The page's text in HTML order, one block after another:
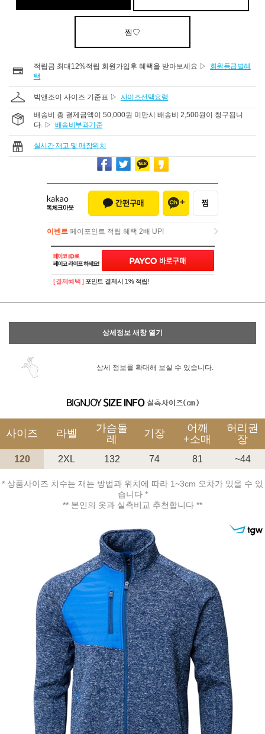
찜♡
적립금 최대12%적립 회원가입후 혜택을 받아보세요 ▷
회원등급별혜
택
빅앤조이 사이즈 기준표 ▷ 사이즈선택요령
배송비 총 결제금액이 50,000원 미만시 배송비 2,500원이 청구됩니
다. ▷ 배송비부과기준
실시간 재고 및 매장위치
이벤트 페이포인트 적립 혜택 2배 UP!
이벤트페이포인트 적립 혜택 2배 UP!
PAYCO 바로구매
[ 결제혜택 ] 포인트 결제시 1% 적립!
상세정보 새창 열기
상세 정보를 확대해 보실 수 있습니다.
사이즈 라벨
가슴둘
레
기장
어깨
+소매
허리권
장
120 2XL 132 74 81 ~44
* 상품사이즈 치수는 재는 방법과 위치에 따라 1~3cm 오차가 있을 수 있
습니다 *
** 본인의 옷과 실측비교 추천합니다 **